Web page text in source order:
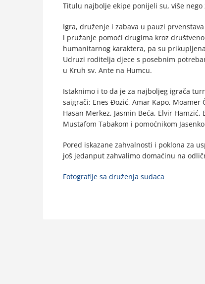
Titulu najbolje ekipe ponijeli su, više
Igra, druženje i zabava u pauzi
i pružanje pomoći drugima kroz
humanitarnog karaktera, pa su
Udruzi roditelja djece s posebnim
u Kruh sv. Ante na Humcu.
Istaknimo i to da je za najboljeg igrača
saigrači: Enes Đozić, Amar Kapo,
Hasan Merkez, Jasmin Beća, Elvir
Mustafom Tabakom i pomoćnikom
Pored iskazane zahvalnosti i poklona za
još jedanput zahvalimo domaćinu na
Fotografije sa druženja sudaca